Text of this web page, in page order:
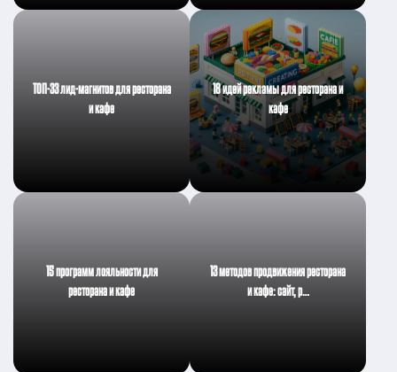
ТОП-33 лид-магнитов для ресторана
и кафе
18 идей рекламы для ресторана и
кафе
15 программ лояльности для
ресторана и кафе
13 методов продвижения ресторана
и кафе: сайт, р…